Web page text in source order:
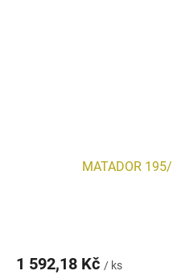
MATADOR
1 592,18 Kč / ks